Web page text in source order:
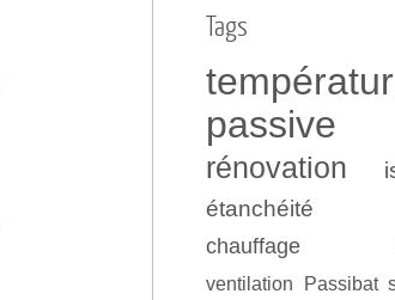
Tags
passive
rénovation
étanchéité
chauffage
ventilation
Passibat